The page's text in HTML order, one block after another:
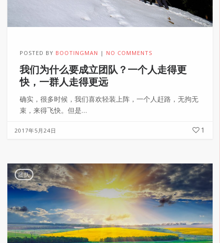
POSTED BY BOOTINGMAN NO COMMENTS
我们为什么要成立团队？一个人走得更
快，一群人走得更远
确实，很多时候，我们喜欢轻装上阵，一个人赶路，无拘无
束，来得飞快。但是…
2017年5月24日 1
团队